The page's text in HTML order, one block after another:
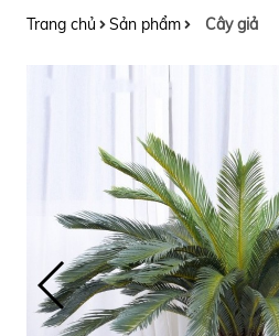
Trang chủ Sản phẩm Cây giả